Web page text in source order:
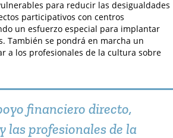
para reducir las desigualdades
participativos con centros
un esfuerzo especial para implantar
También se pondrá en marcha un
a los profesionales de la cultura sobre
financiero directo,
las profesionales de la